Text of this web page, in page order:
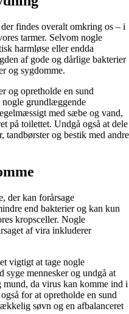
findes overalt omkring os – i
tarmer. Selvom nogle
harmløse eller endda
af ​​gode og dårlige bakterier
og sygdomme.
og opretholde en sund
nogle grundlæggende
med sæbe og vand,
på toilettet. Undgå også at dele
tandbørster og bestik med andre
der kan forårsage
end bakterier og kan kun
kropsceller. Nogle
af vira inkluderer
vigtigt at tage nogle
mennesker og undgå at
da virus kan komme ind i
for at opretholde en sund
søvn og en afbalanceret